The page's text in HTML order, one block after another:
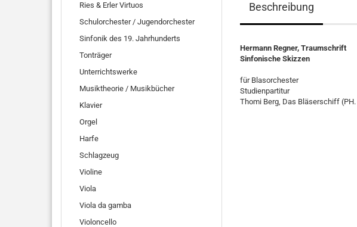
Beschreibung
Hermann Regner, Traumschrift
Sinfonische Skizzen
für Blasorchester
Studienpartitur
Thomi Berg, Das Bläserschiff
Ries & Erler Virtuos
Schulorchester / Jugendorchester
Sinfonik des 19. Jahrhunderts
Tonträger
Unterrichtswerke
Musiktheorie / Musikbücher
Klavier
Orgel
Harfe
Schlagzeug
Violine
Viola
Viola da gamba
Violoncello